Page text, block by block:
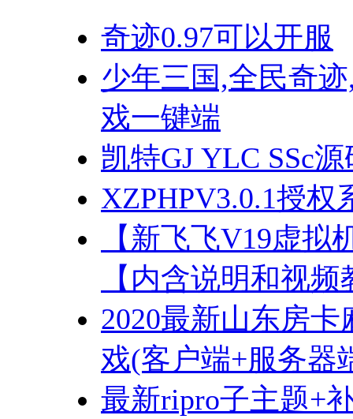
奇迹0.97可以开服
少年三国,全民奇
戏一键端
凯特GJ YLC SSc
XZPHPV3.0.1授权
【新飞飞V19虚
【内含说明和视频
2020最新山东房卡
戏(客户端+服务器
最新ripro子主题+